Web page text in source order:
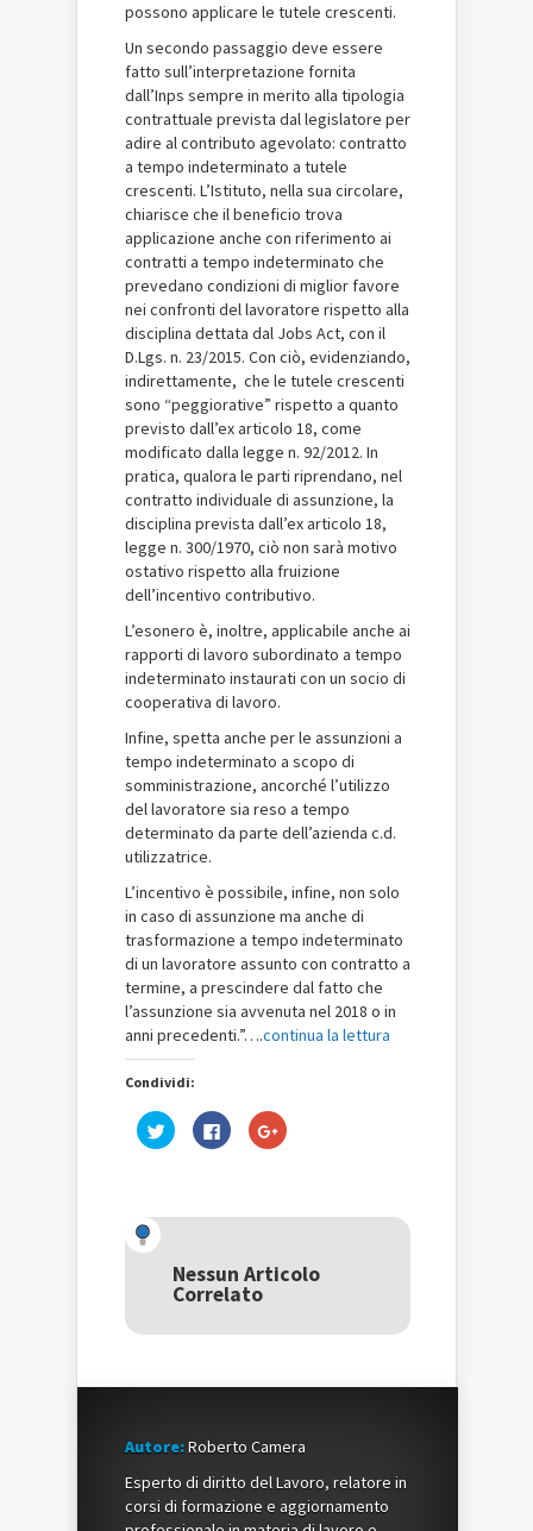
possono applicare le tutele crescenti.
Un secondo passaggio deve essere
fatto sull’interpretazione fornita
dall’Inps sempre in merito alla tipologia
contrattuale prevista dal legislatore per
adire al contributo agevolato: contratto
a tempo indeterminato a tutele
crescenti. L’Istituto, nella sua circolare,
chiarisce che il beneficio trova
applicazione anche con riferimento ai
contratti a tempo indeterminato che
prevedano condizioni di miglior favore
nei confronti del lavoratore rispetto alla
disciplina dettata dal Jobs Act, con il
D.Lgs. n. 23/2015. Con ciò, evidenziando,
indirettamente, che le tutele crescenti
sono “peggiorative” rispetto a quanto
previsto dall’ex articolo 18, come
modificato dalla legge n. 92/2012. In
pratica, qualora le parti riprendano, nel
contratto individuale di assunzione, la
disciplina prevista dall’ex articolo 18,
legge n. 300/1970, ciò non sarà motivo
ostativo rispetto alla fruizione
dell’incentivo contributivo.
L’esonero è, inoltre, applicabile anche ai
rapporti di lavoro subordinato a tempo
indeterminato instaurati con un socio di
cooperativa di lavoro.
Infine, spetta anche per le assunzioni a
tempo indeterminato a scopo di
somministrazione, ancorché l’utilizzo
del lavoratore sia reso a tempo
determinato da parte dell’azienda c.d.
utilizzatrice.
L’incentivo è possibile, infine, non solo
in caso di assunzione ma anche di
trasformazione a tempo indeterminato
di un lavoratore assunto con contratto a
termine, a prescindere dal fatto che
l’assunzione sia avvenuta nel 2018 o in
anni precedenti.”….continua la lettura
Condividi:
Fai
clic
una
nuova
finestra)
Fai
clic
nuova
finestra)
Fai
clic
una
nuova
Nessun Articolo
Correlato
Autore:Roberto Camera
Esperto di diritto del Lavoro, relatore in
corsi di formazione e aggiornamento